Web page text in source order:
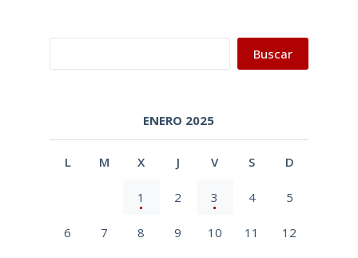
Buscar
ENERO 2025
L M X J V S D
1 2 3 4 5
6 7 8 9 10 11 12